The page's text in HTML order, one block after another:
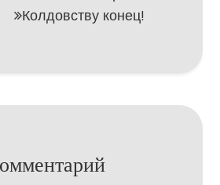
Колдовству конец!